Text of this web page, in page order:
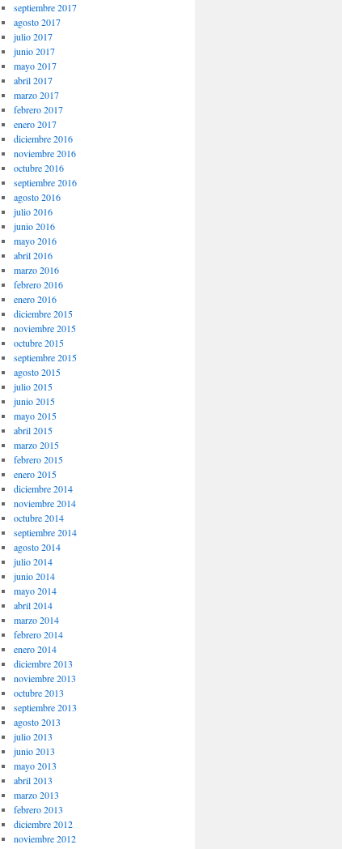
septiembre 2017
agosto 2017
julio 2017
junio 2017
mayo 2017
abril 2017
marzo 2017
febrero 2017
enero 2017
diciembre 2016
noviembre 2016
octubre 2016
septiembre 2016
agosto 2016
julio 2016
junio 2016
mayo 2016
abril 2016
marzo 2016
febrero 2016
enero 2016
diciembre 2015
noviembre 2015
octubre 2015
septiembre 2015
agosto 2015
julio 2015
junio 2015
mayo 2015
abril 2015
marzo 2015
febrero 2015
enero 2015
diciembre 2014
noviembre 2014
octubre 2014
septiembre 2014
agosto 2014
julio 2014
junio 2014
mayo 2014
abril 2014
marzo 2014
febrero 2014
enero 2014
diciembre 2013
noviembre 2013
octubre 2013
septiembre 2013
agosto 2013
julio 2013
junio 2013
mayo 2013
abril 2013
marzo 2013
febrero 2013
diciembre 2012
noviembre 2012